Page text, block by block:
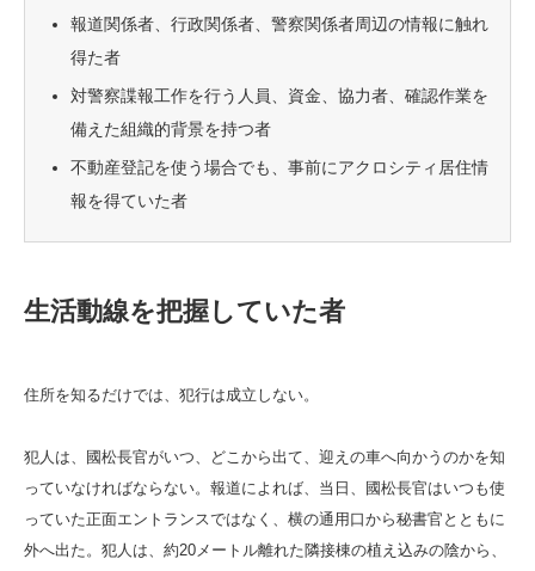
報道関係者、行政関係者、警察関係者周辺の情報に触れ
得た者
対警察諜報工作を行う人員、資金、協力者、確認作業を
備えた組織的背景を持つ者
不動産登記を使う場合でも、事前にアクロシティ居住情
報を得ていた者
生活動線を把握していた者
住所を知るだけでは、犯行は成立しない。
犯人は、國松長官がいつ、どこから出て、迎えの車へ向かうのかを知
っていなければならない。報道によれば、当日、國松長官はいつも使
っていた正面エントランスではなく、横の通用口から秘書官とともに
外へ出た。犯人は、約20メートル離れた隣接棟の植え込みの陰から、